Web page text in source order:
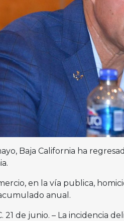
Baja California ha
en la vía publica,
anual.
21 de junio. – La incidencia